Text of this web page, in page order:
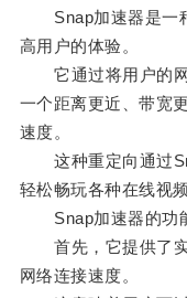
Snap加速器是一种
高用户的体验。
它通过将用户的网
一个距离更近、带宽
速度。
这种重定向通过
轻松畅玩各种在线视
Snap加速器的功能
首先，它提供了实
网络连接速度。